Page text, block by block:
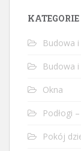
KATEGORIE
Budowa
Budowa
Okna
Podłogi
Pokój